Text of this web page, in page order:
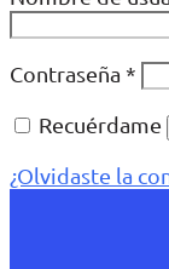
Contraseña *
Recuérdame
¿Olvidaste la